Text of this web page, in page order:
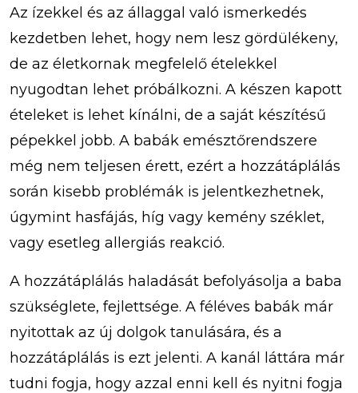
Az ízekkel és az állaggal való ismerkedés
kezdetben lehet, hogy nem lesz gördülékeny,
de az életkornak megfelelő ételekkel
nyugodtan lehet próbálkozni. A készen kapott
ételeket is lehet kínálni, de a saját készítésű
pépekkel jobb. A babák emésztőrendszere
még nem teljesen érett, ezért a hozzátáplálás
során kisebb problémák is jelentkezhetnek,
úgymint hasfájás, híg vagy kemény széklet,
vagy esetleg allergiás reakció.
A hozzátáplálás haladását befolyásolja a baba
szükséglete, fejlettsége. A féléves babák már
nyitottak az új dolgok tanulására, és a
hozzátáplálás is ezt jelenti. A kanál láttára már
tudni fogja, hogy azzal enni kell és nyitni fogja